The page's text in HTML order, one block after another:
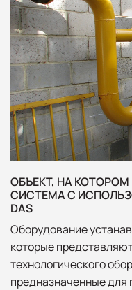
ОБЪЕКТ, НА
СИСТЕМА С
DAS
Оборудование
которые
технологического
предназначенные для